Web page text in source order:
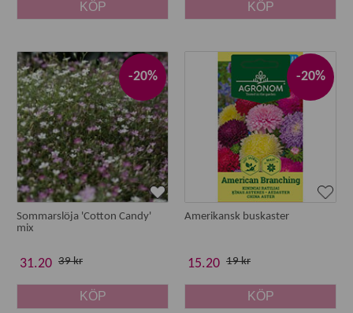
KÖP KÖP
-20%
Sommarslöja 'Cotton Candy'
mix
31.20 39 kr
KÖP
-20%
Amerikansk buskaster
15.20 19 kr
KÖP